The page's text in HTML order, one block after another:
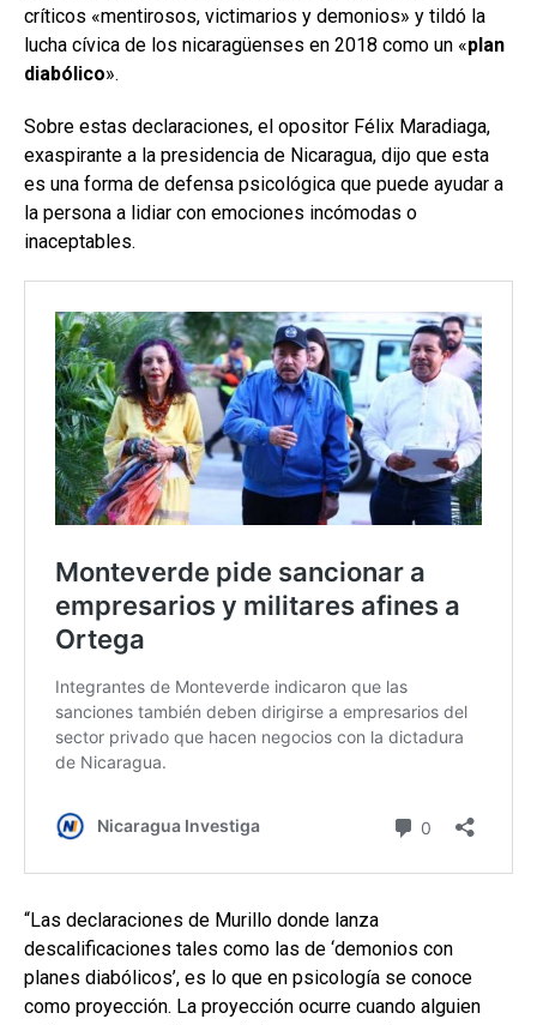
críticos «mentirosos, victimarios y demonios» y tildó la
lucha cívica de los nicaragüenses en 2018 como un «plan
diabólico».
Sobre estas declaraciones, el opositor Félix Maradiaga,
exaspirante a la presidencia de Nicaragua, dijo que esta
es una forma de defensa psicológica que puede ayudar a
la persona a lidiar con emociones incómodas o
inaceptables.
“Las declaraciones de Murillo donde lanza
descalificaciones tales como las de ‘demonios con
planes diabólicos’, es lo que en psicología se conoce
como proyección. La proyección ocurre cuando alguien